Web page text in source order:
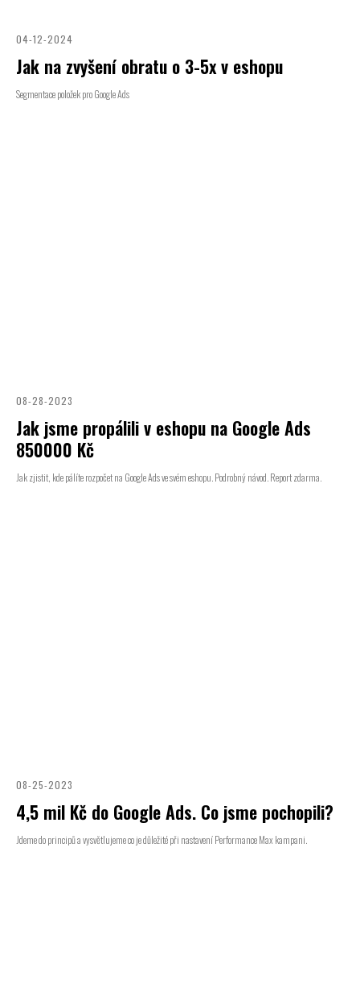
04-12-2024
Jak na zvyšení obratu o 3-5x v eshopu
Segmentace položek pro Google Ads
08-28-2023
Jak jsme propálili v eshopu na Google Ads
850000 Kč
Jak zjistit, kde pálíte rozpočet na Google Ads ve svém eshopu. Podrobný návod. Report zdarma.
08-25-2023
4,5 mil Kč do Google Ads. Co jsme pochopili?
Jdeme do principů a vysvětlujeme co je důležité při nastavení Performance Max kampani.